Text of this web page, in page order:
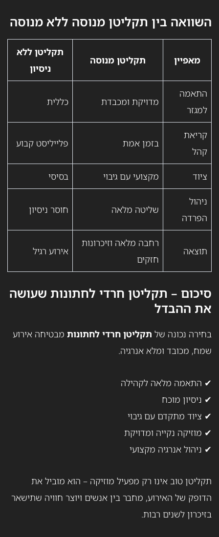
השוואה בין תקליטן מנוסה ללא מנוסה
מאפיין תקליטן מנוסה
תקליטן ללא
ניסיון
התאמה
למגזר
מדויקת ומכבדת כללית
קריאת
קהל
בזמן אמת פלייליסט קבוע
ציוד מקצועי עם גיבוי בסיסי
ניהול
הפרדה
שליטה מלאה חוסר ניסיון
תוצאה
רחבה מלאה וזיכרונות
חזקים
אירוע רגיל
סיכום – תקליטן חרדי לחתונות שעושה
את ההבדל
בחירה נכונה של תקליטן חרדי לחתונות מבטיחה אירוע
שמח, מכובד ומלא אנרגיה.
✔ התאמה מלאה לקהילה
✔ ניסיון מוכח
✔ ציוד מתקדם עם גיבוי
✔ מוזיקה נקייה ומדויקת
✔ ניהול אנרגיה מקצועי
תקליטן טוב אינו רק מפעיל מוזיקה – הוא מוביל את
הדופק של האירוע, מחבר בין אנשים ויוצר חוויה שתישאר
בזיכרון לשנים רבות.